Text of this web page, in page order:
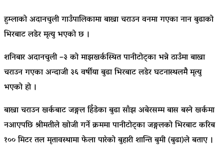
हुम्लाको अदानचुली गाउँपालिकामा बाख्रा चराउन वनमा गएका नान बुढाको
भिरबाट लडेर मृत्यु भएको छ ।
शनिबार अदानचुली –३ को माझखर्कस्थित पानीटोट्का भन्ने ठाउँमा बाख्रा
चराउन गएका अन्दाजी ३६ वर्षीया बुढा भिरबाट लडेर घटनास्थलमै मृत्यु
भएको हो ।
बाख्रा चराउन खर्कबाट जङ्गल हिँडेका बुढा साँझ अबेरसम्म बास बस्ने खर्कमा
नआएपछि श्रीमतीले खोजी गर्ने क्रममा पानीटोट्का जङ्गलको भिरबाट करिब
१०० मिटर तल मृतावस्थामा फेला पारेको बुहारी शान्ति बुमी (बुढा)ले बताए ।